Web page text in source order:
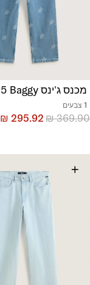
מכנס ג'ינס Check-5 Baggy
1 צבעים
₪369.90
₪ 295.92
+